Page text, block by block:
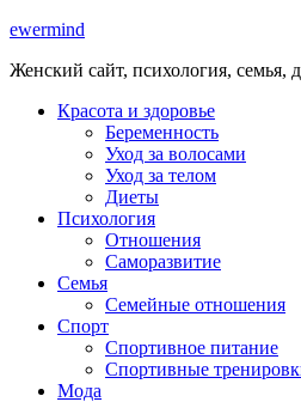
ewermind
Женский сайт, психология, семья,
Красота и здоровье
Беременность
Уход за волосами
Уход за телом
Диеты
Психология
Отношения
Саморазвитие
Семья
Семейные отношения
Спорт
Спортивное питание
Спортивные
Мода